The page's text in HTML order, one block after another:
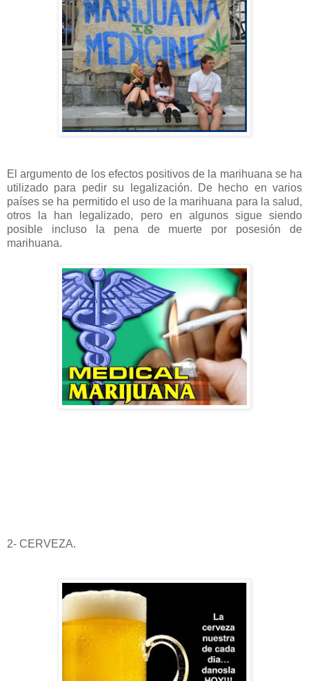
El argumento de los efectos positivos de la marihuana se ha
utilizado para pedir su legalización. De hecho en varios
países se ha permitido el uso de la marihuana para la salud,
otros la han legalizado, pero en algunos sigue siendo
posible incluso la pena de muerte por posesión de
marihuana.
2- CERVEZA.